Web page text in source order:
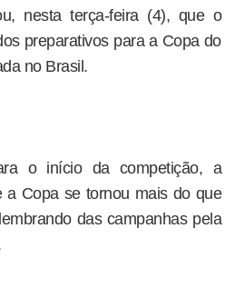
nesta terça-feira (4), que o
preparativos para a Copa do
no Brasil.
o início da competição, a
a Copa se tornou mais do que
das campanhas pela